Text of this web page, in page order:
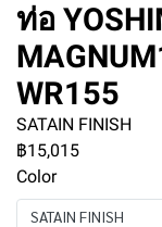
ท่อ
WR155
SATAIN FINISH
฿15,015
Color
SATAIN FINISH